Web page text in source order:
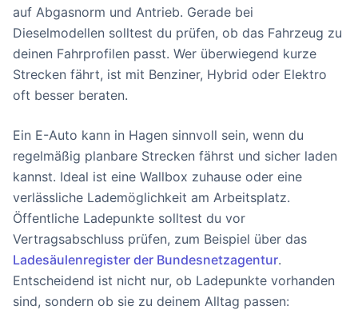
auf Abgasnorm und Antrieb. Gerade bei
Dieselmodellen solltest du prüfen, ob das Fahrzeug zu
deinen Fahrprofilen passt. Wer überwiegend kurze
Strecken fährt, ist mit Benziner, Hybrid oder Elektro
oft besser beraten.
Ein E-Auto kann in Hagen sinnvoll sein, wenn du
regelmäßig planbare Strecken fährst und sicher laden
kannst. Ideal ist eine Wallbox zuhause oder eine
verlässliche Lademöglichkeit am Arbeitsplatz.
Öffentliche Ladepunkte solltest du vor
Vertragsabschluss prüfen, zum Beispiel über das
Ladesäulenregister der Bundesnetzagentur.
Entscheidend ist nicht nur, ob Ladepunkte vorhanden
sind, sondern ob sie zu deinem Alltag passen: